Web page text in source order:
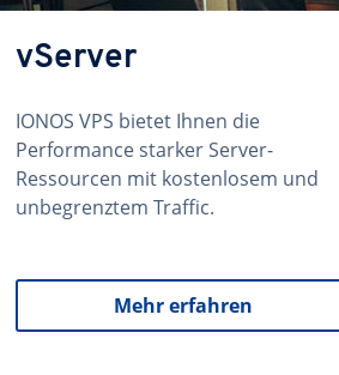
vServer
IONOS VPS bietet Ihnen die
Performance starker Server-
Ressourcen mit kostenlosem und
unbegrenztem Traffic.
Mehr erfahren